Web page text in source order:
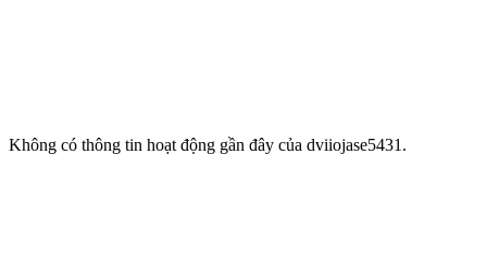
Không có thông tin hoạt động gần đây của dviiojase5431.